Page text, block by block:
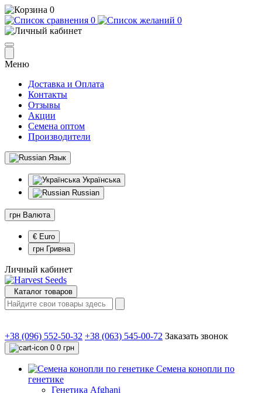
0
0
0
Меню
Доставка и Оплата
Контакты
Отзывы
Акции
Семена оптом
Производители
Язык
Українська
Russian
грн Валюта
€ Euro
грн Гривна
Личный кабинет
Каталог товаров
+38 (096) 552-50-32 +38 (063) 545-00-72 Заказать звонок
0 0 грн
Семена конопли по
генетике
Генетика Afghani